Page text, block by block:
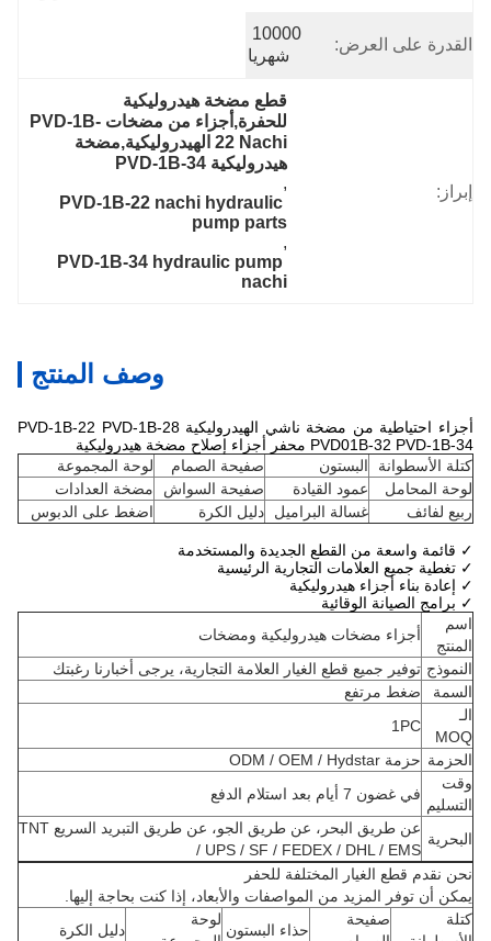
القدرة على العرض:
10000
شهريا
إبراز:
قطع مضخة هيدروليكية
للحفرة,أجزاء من مضخات PVD-1B-
22 Nachi الهيدروليكية,مضخة
هيدروليكية PVD-1B-34
,
PVD-1B-22 nachi hydraulic
pump parts
,
PVD-1B-34 hydraulic pump
nachi
وصف المنتج
أجزاء احتياطية من مضخة ناشي الهيدروليكية PVD-1B-22 PVD-1B-28
PVD01B-32 PVD-1B-34 محفر أجزاء إصلاح مضخة هيدروليكية
كتلة الأسطوانة
البستون صفيحة الصمام
لوحة المجموعة
لوحة المحامل
عمود القيادة صفيحة السواش
مضخة العدادات
ربيع لفائف
غسالة البراميل دليل الكرة اضغط على الدبوس
✓ قائمة واسعة من القطع الجديدة والمستخدمة
✓ تغطية جميع العلامات التجارية الرئيسية
✓ إعادة بناء أجزاء هيدروليكية
✓ برامج الصيانة الوقائية
اسم
المنتج
أجزاء مضخات هيدروليكية ومضخات
النموذج توفير جميع قطع الغيار العلامة التجارية، يرجى أخبارنا رغبتك
السمة
ضغط مرتفع
الـ
MOQ
1PC
الحزمة
حزمة ODM / OEM / Hydstar
وقت
التسليم
في غضون 7 أيام بعد استلام الدفع
البحرية
عن طريق البحر، عن طريق الجو، عن طريق التبريد السريع TNT
/ UPS / SF / FEDEX / DHL / EMS
نحن نقدم قطع الغيار المختلفة للحفر
يمكن أن توفر المزيد من المواصفات والأبعاد، إذا كنت بحاجة إليها.
كتلة
صفيحة
حذاء البستون
لوحة
دليل الكرة